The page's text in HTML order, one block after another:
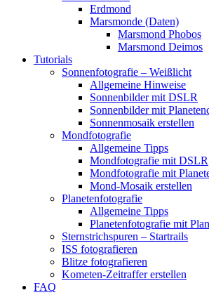
Erdmond
Marsmonde (Daten)
Marsmond Phobos
Marsmond Deimos
Tutorials
Sonnenfotografie – Weißlicht
Allgemeine Hinweise
Sonnenbilder mit DSLR
Sonnenbilder mit
Sonnenmosaik erstellen
Mondfotografie
Allgemeine Tipps
Mondfotografie mit DSLR
Mondfotografie mit
Mond-Mosaik erstellen
Planetenfotografie
Allgemeine Tipps
Planetenfotografie mit
Sternstrichspuren – Startrails
ISS fotografieren
Blitze fotografieren
Kometen-Zeitraffer erstellen
FAQ